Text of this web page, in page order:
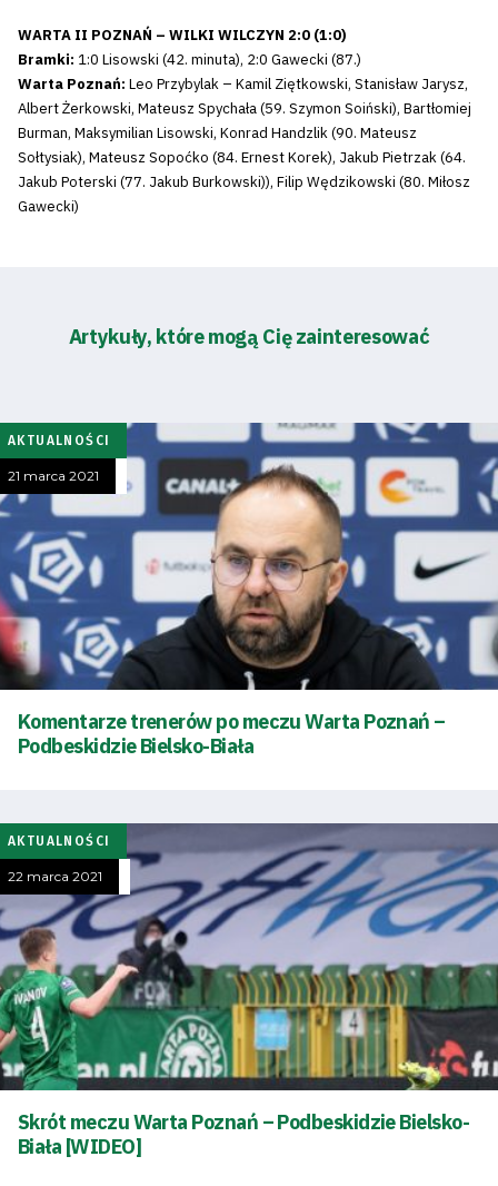
Dostępność
SEARCH
FOR:
Search Button
Klub
Tabela
WARTA II POZNAŃ – WILKI WILCZYN 2:0 (1:0)
Bramki: 1:0 Lisowski (42. minuta), 2:0 Gawecki (87.)
Warta Poznań: Leo Przybylak – Kamil Ziętkowski, Stanisław Jarysz,
Albert Żerkowski, Mateusz Spychała (59. Szymon Soiński), Bartłomiej
Burman, Maksymilian Lisowski, Konrad Handzlik (90. Mateusz
Sołtysiak), Mateusz Sopoćko (84. Ernest Korek), Jakub Pietrzak (64.
Jakub Poterski (77. Jakub Burkowski)), Filip Wędzikowski (80. Miłosz
Gawecki)
Artykuły, które mogą Cię zainteresować
AKTUALNOŚCI
21 marca 2021
Komentarze trenerów po meczu Warta Poznań –
Podbeskidzie Bielsko-Biała
AKTUALNOŚCI
22 marca 2021
Skrót meczu Warta Poznań – Podbeskidzie Bielsko-
Biała [WIDEO]